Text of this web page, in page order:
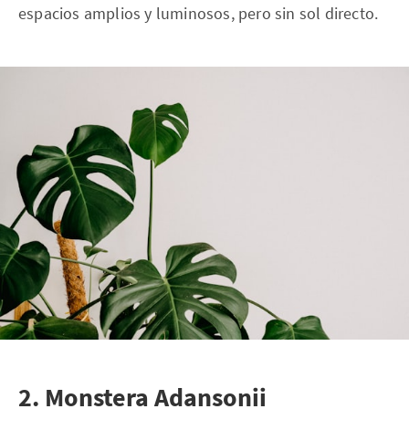
espacios amplios y luminosos, pero sin sol directo.
2. Monstera Adansonii